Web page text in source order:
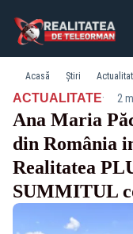
Acasă Știri
ACTUALITATE· 2
Ana Maria
din România
Realitatea
SUMMITUL